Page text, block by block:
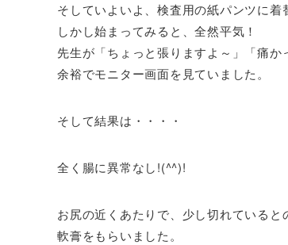
そしていよいよ、検査用の紙パンツに着
しかし始まってみると、全然平気！
先生が「ちょっと張りますよ～」「痛か
余裕でモニター画面を見ていました。
そして結果は・・・・
全く腸に異常なし!(^^)!
お尻の近くあたりで、少し切れていると
軟膏をもらいました。